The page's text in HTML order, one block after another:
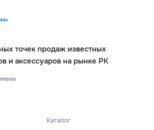
точек продаж известных
и аксессуаров на рынке РК
Каталог